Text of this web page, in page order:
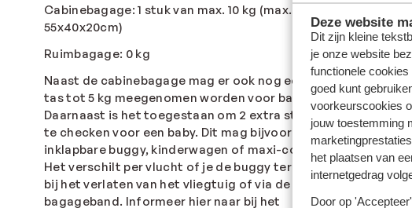
Deze website
Dit zijn kleine
je onze website
functionele
goed kunt
voorkeurscookies
jouw toestemming
het plaatsen van
internetgedrag
Door op
Cabinebagage: 1 stuk van max. 10 kg (max.
55x40x20cm)
Ruimbagage: 0 kg
Naast de cabinebagage mag er ook nog een extra
tas tot 5 kg meegenomen worden voor babyspullen.
Daarnaast is het toegestaan om 2 extra stukken in
te checken voor een baby. Dit mag bijvoorbeeld een
inklapbare buggy, kinderwagen of maxi-cosi zijn.
Het verschilt per vlucht of je de buggy terugkrijgt
bij het verlaten van het vliegtuig of via de
bagageband. Informeer hier naar bij het
jaar
mag